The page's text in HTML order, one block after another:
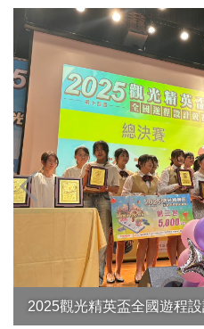
2025觀光精英盃全國遊程